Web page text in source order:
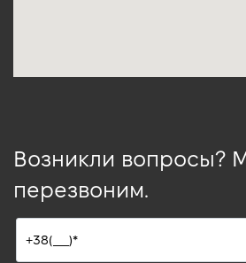
Возникли вопросы?
перезвоним.